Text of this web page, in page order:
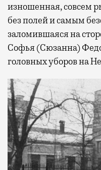
изношенная, совсем
без полей и самым
заломившаяся на
Софья (Сюзанна)
головных уборов на